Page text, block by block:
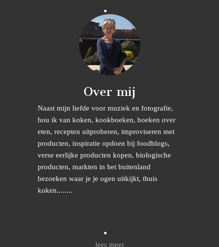
Over mij
Naast mijn liefde voor muziek en fotografie,
hou ik van koken, kookboeken, boeken over
eten, recepten uitproberen, improviseren met
producten, inspiratie opdoen bij foodblogs,
verse eerlijke producten kopen, biologische
producten, markten in het buitenland
bezoeken waar je je ogen uitkijkt, thuis
koken........
lees meer